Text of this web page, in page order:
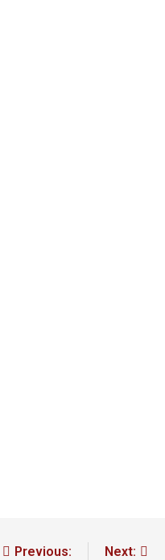
मेले (10-18 फरवरी) में
Previous:
Next: